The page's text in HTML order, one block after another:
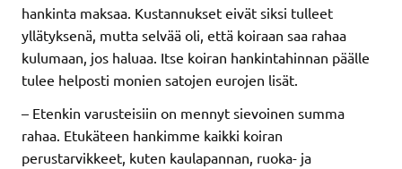
hankinta maksaa. Kustannukset eivät siksi tulleet
yllätyksenä, mutta selvää oli, että koiraan saa rahaa
kulumaan, jos haluaa. Itse koiran hankintahinnan päälle
tulee helposti monien satojen eurojen lisät.
– Etenkin varusteisiin on mennyt sievoinen summa
rahaa. Etukäteen hankimme kaikki koiran
perustarvikkeet, kuten kaulapannan, ruoka- ja